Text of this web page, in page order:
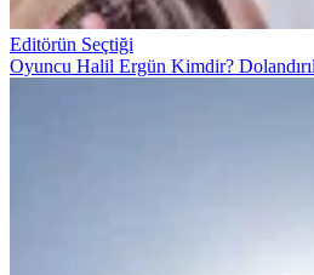
Editörün Seçtiği
Oyuncu Halil Ergün Kimdir?